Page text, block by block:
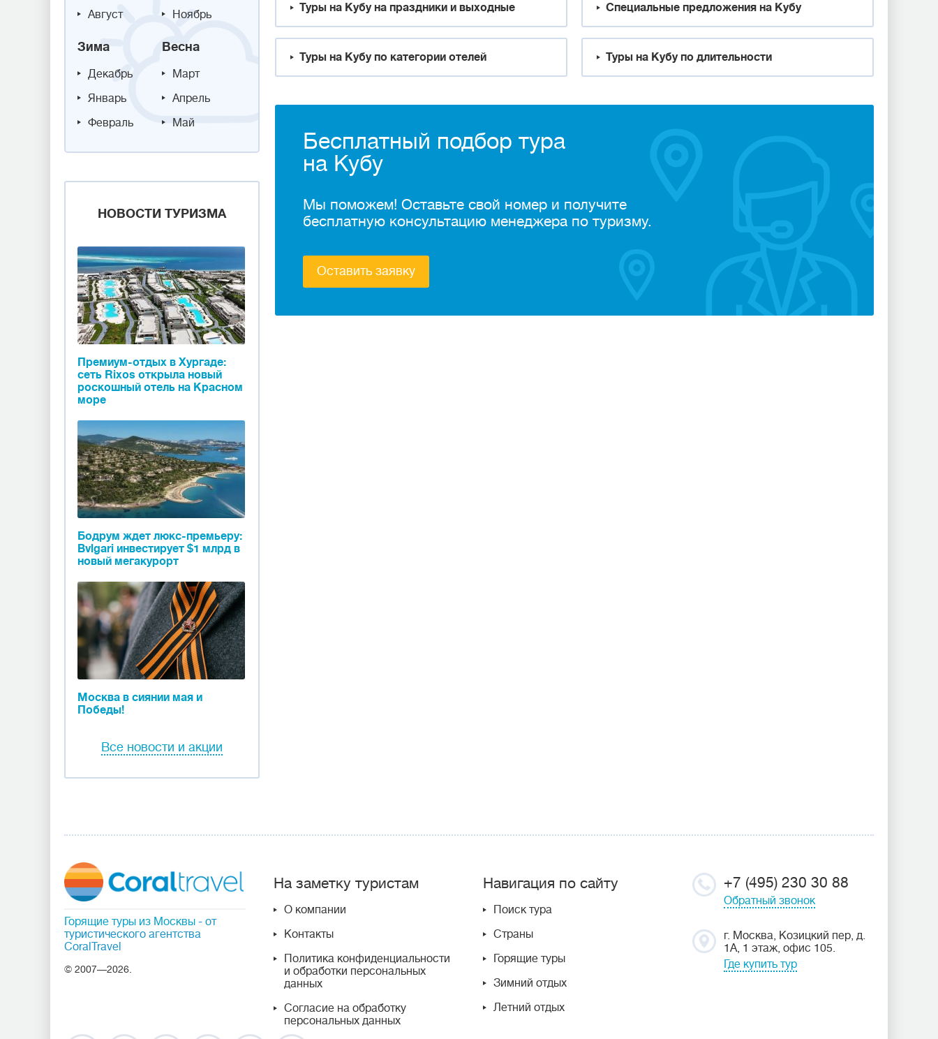
Август
Ноябрь
Зима
Декабрь
Январь
Февраль
Весна
Март
Апрель
Май
НОВОСТИ ТУРИЗМА
Премиум-отдых в Хургаде:
сеть Rixos открыла новый
роскошный отель на Красном
море
Бодрум ждет люкс-премьеру:
Bvlgari инвестирует $1 млрд в
новый мегакурорт
Москва в сиянии мая и
Победы!
Все новости и акции
Туры на Кубу на праздники и выходные Специальные предложения на Кубу
Туры на Кубу по категории отелей Туры на Кубу по длительности
Бесплатный подбор тура
на Кубу
Мы поможем! Оставьте свой номер и получите
бесплатную консультацию менеджера по туризму.
Оставить заявку
Горящие туры из Москвы - от
туристического агентства
CoralTravel
© 2007—2026.
На заметку туристам
О компании
Контакты
Политика конфиденциальности
и обработки персональных
данных
Согласие на обработку
персональных данных
Навигация по сайту
Поиск тура
Страны
Горящие туры
Зимний отдых
Летний отдых
+7 (495) 230 30 88
Обратный звонок
г. Москва, Козицкий пер, д.
1А, 1 этаж, офис 105.
Где купить тур